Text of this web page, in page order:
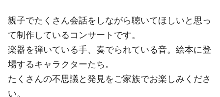
親子でたくさん会話をしながら聴いてほしいと思っ
て制作しているコンサートです。
楽器を弾いている手、奏でられている音。絵本に登
場するキャラクターたち。
たくさんの不思議と発見をご家族でお楽しみくださ
い。